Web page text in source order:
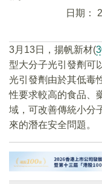
日期：
3月13日，揚帆新材(
型大分子光引發劑可
光引發劑由於其低毒
性要求較高的食品、
域，可改善傳統小分
來的潛在安全問題。